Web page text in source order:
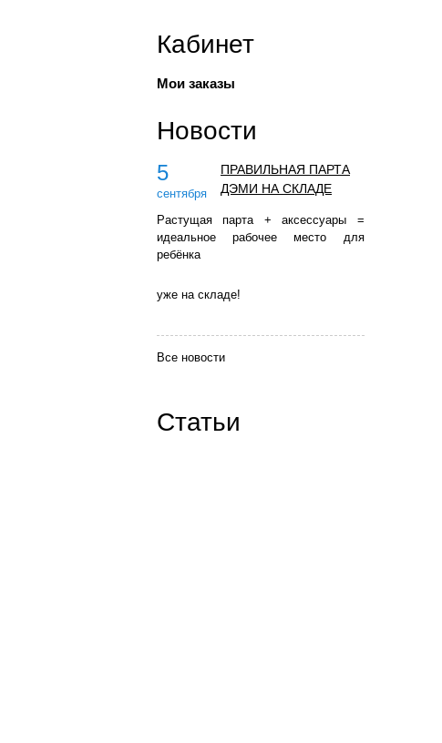
Кабинет
Мои заказы
Новости
5
сентября
ПРАВИЛЬНАЯ ПАРТА
ДЭМИ НА СКЛАДЕ
Растущая парта + аксессуары =
идеальное рабочее место для
ребёнка
уже на складе!
Все новости
Статьи